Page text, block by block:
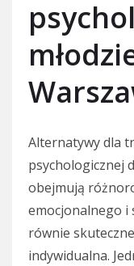
Alternatywy dla
psychologicznej
obejmują
emocjonalnego i
równie
indywidualna.